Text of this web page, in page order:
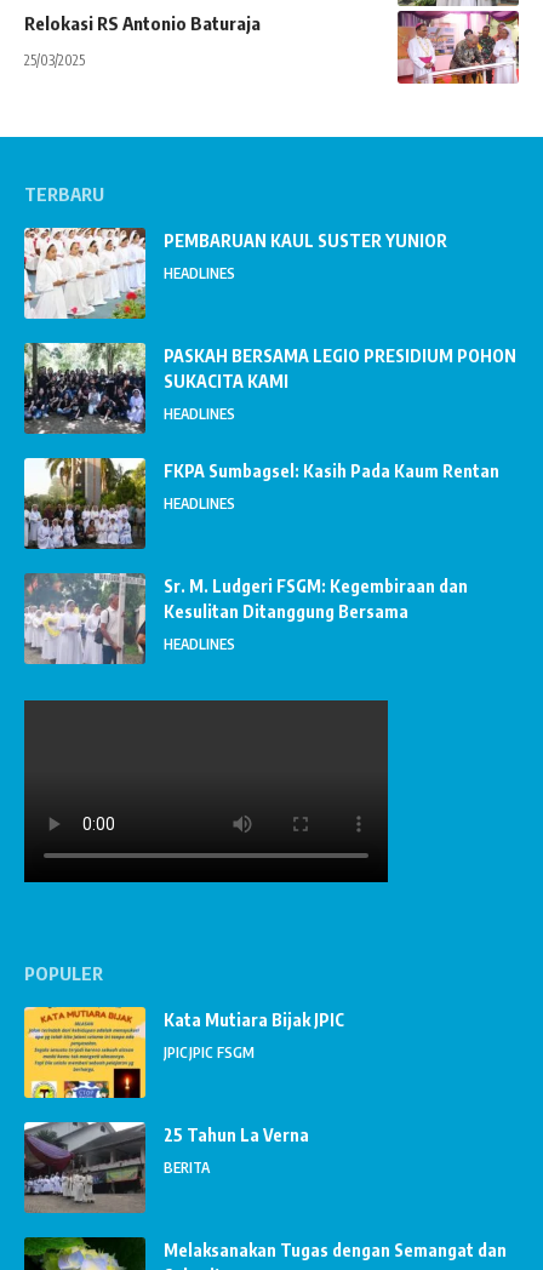
Relokasi RS Antonio Baturaja
25/03/2025
TERBARU
PEMBARUAN KAUL SUSTER YUNIOR
HEADLINES
PASKAH BERSAMA LEGIO PRESIDIUM POHON
SUKACITA KAMI
HEADLINES
FKPA Sumbagsel: Kasih Pada Kaum Rentan
HEADLINES
Sr. M. Ludgeri FSGM: Kegembiraan dan
Kesulitan Ditanggung Bersama
HEADLINES
POPULER
Kata Mutiara Bijak JPIC
JPICJPIC FSGM
25 Tahun La Verna
BERITA
Melaksanakan Tugas dengan Semangat dan